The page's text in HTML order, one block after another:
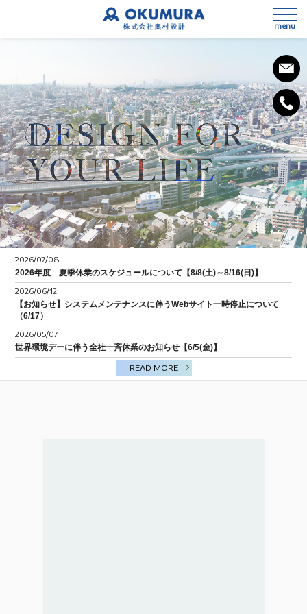
私たちの想い
会社概要
SDGsへの取組み
事業内容
3次元測量
設計
BIM/CIM
2026/07/08
2026年度 夏季休業のスケジュールについて【8/8(土)～8/16(日)】
2026/06/12
【お知らせ】システムメンテナンスに伴うWebサイト一時停止について
（6/17）
2026/05/07
世界環境デーに伴う全社一斉休業のお知らせ【6/5(金)】
READ MORE
menu